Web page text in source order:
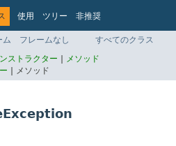
使用 ツリー
非推奨
Jakarta EE Platform API v9.0.0
ム フレームなし
すべてのクラス
ストラクター | メソッド
| メソッド